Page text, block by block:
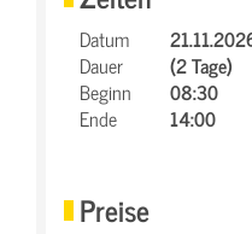
Datum
Dauer
(2 Tage)
Beginn
08:30
Ende
14:00
Preise